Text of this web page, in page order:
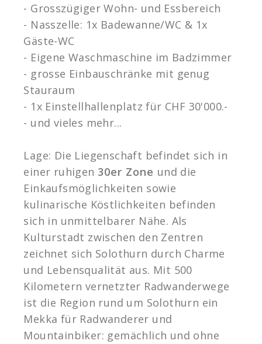
- Grosszügiger Wohn- und Essbereich
- Nasszelle: 1x Badewanne/WC & 1x
Gäste-WC
- Eigene Waschmaschine im Badzimmer
- grosse Einbauschränke mit genug
Stauraum
- 1x Einstellhallenplatz für CHF 30'000.-
- und vieles mehr...
Lage: Die Liegenschaft befindet sich in
einer ruhigen 30er Zone und die
Einkaufsmöglichkeiten sowie
kulinarische Köstlichkeiten befinden
sich in unmittelbarer Nähe. Als
Kulturstadt zwischen den Zentren
zeichnet sich Solothurn durch Charme
und Lebensqualität aus. Mit 500
Kilometern vernetzter Radwanderwege
ist die Region rund um Solothurn ein
Mekka für Radwanderer und
Mountainbiker: gemächlich und ohne